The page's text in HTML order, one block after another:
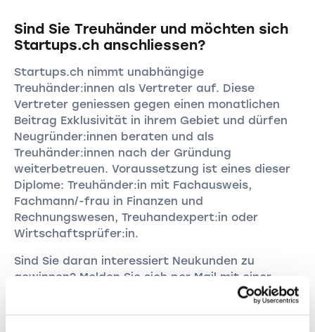
Sind Sie Treuhänder und möchten sich
Startups.ch anschliessen?
Startups.ch nimmt unabhängige
Treuhänder:innen als Vertreter auf. Diese
Vertreter geniessen gegen einen monatlichen
Beitrag Exklusivität in ihrem Gebiet und dürfen
Neugründer:innen beraten und als
Treuhänder:innen nach der Gründung
weiterbetreuen. Voraussetzung ist eines dieser
Diplome: Treuhänder:in mit Fachausweis,
Fachmann/-frau in Finanzen und
Rechnungswesen, Treuhandexpert:in oder
Wirtschaftsprüfer:in.
Sind Sie daran interessiert Neukunden zu
gewinnen? Melden Sie sich per Mail mit einer
marketing@startups.ch.